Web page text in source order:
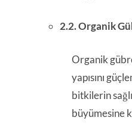
2.2. Organik
Organik
yapısını
bitkilerin
büyümesine